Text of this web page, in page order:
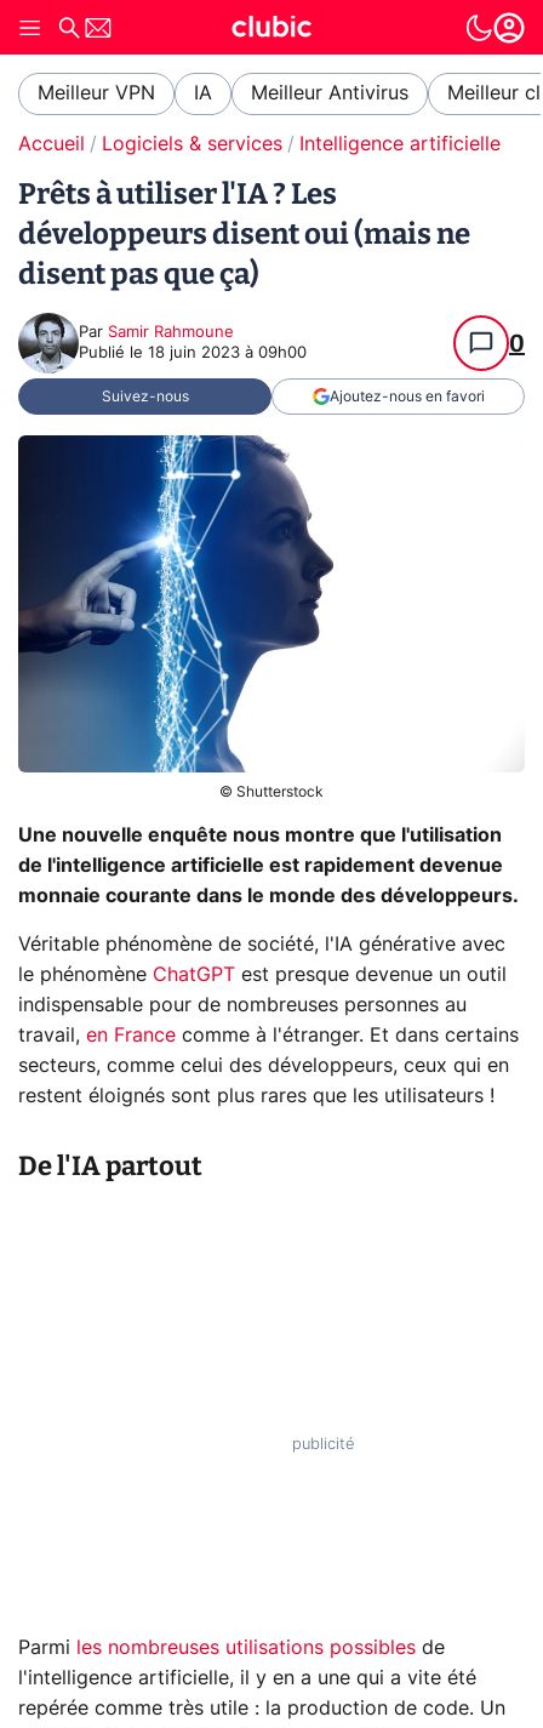
Meilleur VPN IA Meilleur Antivirus Meilleur
Accueil Logiciels & services Intelligence artificielle
Prêts à utiliser l'IA ? Les
développeurs disent oui (mais ne
disent pas que ça)
Par Samir Rahmoune
Publié le 18 juin 2023 à 09h00 0
Suivez-nous Ajoutez-nous en favori
© Shutterstock
Une nouvelle enquête nous montre que l'utilisation
de l'intelligence artificielle est rapidement devenue
monnaie courante dans le monde des développeurs.
Véritable phénomène de société, l'IA générative avec
le phénomène ChatGPT est presque devenue un outil
indispensable pour de nombreuses personnes au
travail, en France comme à l'étranger. Et dans certains
secteurs, comme celui des développeurs, ceux qui en
restent éloignés sont plus rares que les utilisateurs !
De l'IA partout
Parmi les nombreuses utilisations possibles de
l'intelligence artificielle, il y en a une qui a vite été
repérée comme très utile : la production de code. Un